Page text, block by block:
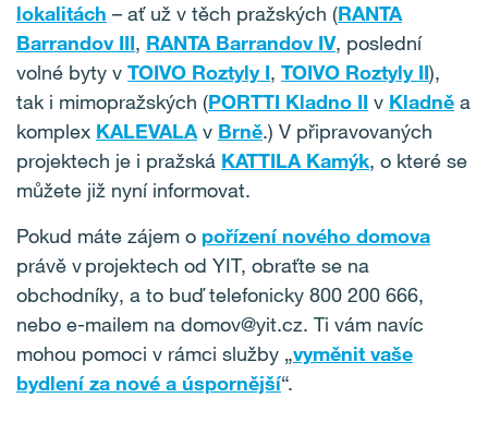
lokalitách – ať už v těch pražských (RANTA
Barrandov III, RANTA Barrandov IV, poslední
volné byty v TOIVO Roztyly I, TOIVO Roztyly II),
tak i mimopražských (PORTTI Kladno II v Kladně a
komplex KALEVALAv Brně.) V připravovaných
projektech je i pražská KATTILA Kamýk, o které se
můžete již nyní informovat.
Pokud máte zájem o pořízení nového domova
právě v projektech od YIT, obraťte se na
obchodníky, a to buď telefonicky 800 200 666,
nebo e-mailem na domov@yit.cz. Ti vám navíc
mohou pomoci v rámci služby „vyměnit vaše
bydlení za nové a úspornější“.